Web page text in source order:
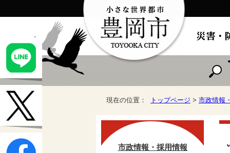
現在の位置： トップページ > 市政情報
市政情報・採用情報